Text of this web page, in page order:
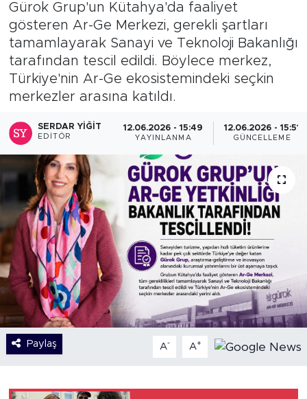
Gürok Grup'un Kütahya'da faaliyet
gösteren Ar-Ge Merkezi, gerekli şartları
tamamlayarak Sanayi ve Teknoloji Bakanlığı
tarafından tescil edildi. Böylece merkez,
Türkiye'nin Ar-Ge ekosistemindeki seçkin
merkezler arasına katıldı.
SERDAR YIĞIT
EDITÖR
12.06.2026 - 15:49
YAYINLANMA
12.06.2026 - 15:51
GÜNCELLEME
Paylaş A- A+